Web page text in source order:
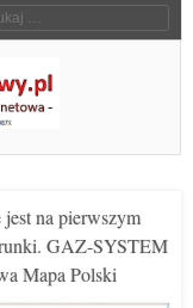
na pierwszym
GAZ-SYSTEM
Mapa Polski